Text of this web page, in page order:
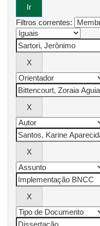
Filtros correntes: